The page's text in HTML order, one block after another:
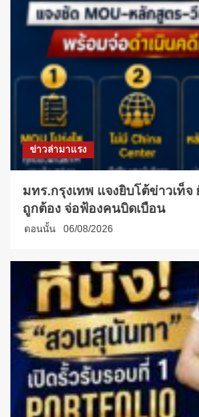
ข่าวล่ามาแรง
มทร.กรุงเทพ แจงยิบโต้ข่าวเท็
ถูกต้อง จ่อฟ้องคนบิดเบือน
ตอนนั้น 06/08/2026